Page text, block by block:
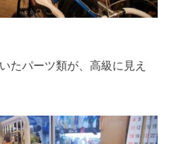
たパーツ類が、高級に見え